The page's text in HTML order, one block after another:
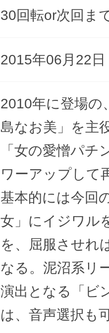
30回転or次回ま
2015年06月22日
2010年に登場の
島なお美」を主
「女の愛憎パチ
ワーアップして
基本的には今回
女」にイジワル
を、屈服させれ
なる。泥沼系リ
演出となる「ビ
は、音声選択も